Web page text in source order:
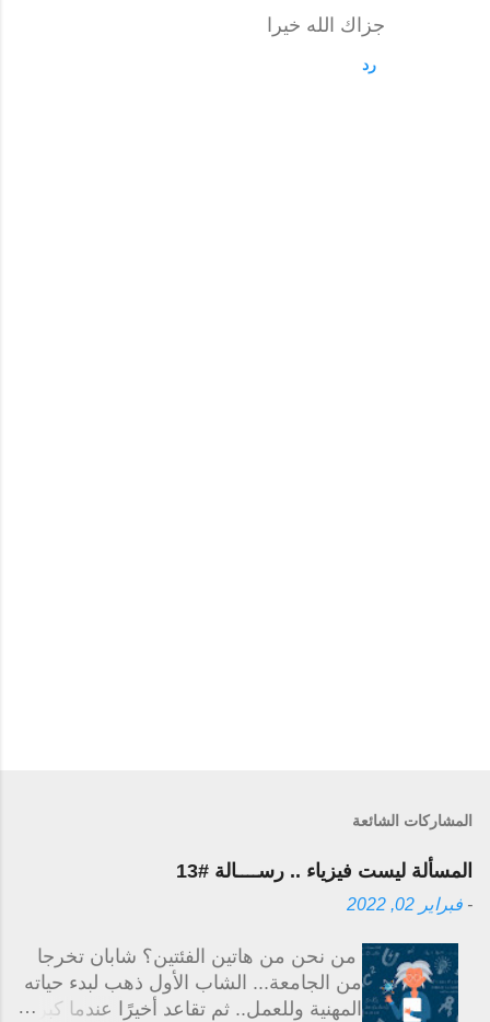
جزاك الله خيرا
رد
المشاركات الشائعة
المسألة ليست فيزياء .. رســــالة #13
- فبراير 02, 2022
من نحن من هاتين الفئتين؟ شابان تخرجا
من الجامعة... الشاب الأول ذهب لبدء حياته
المهنية وللعمل.. ثم تقاعد أخيرًا عندما كبر